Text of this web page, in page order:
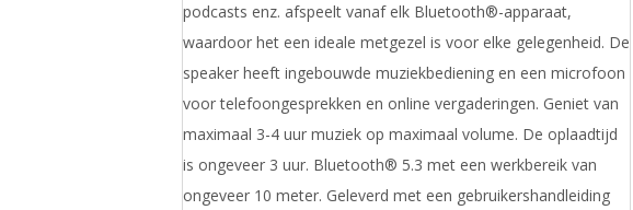
podcasts enz. afspeelt vanaf elk Bluetooth®-apparaat,
waardoor het een ideale metgezel is voor elke gelegenheid. De
speaker heeft ingebouwde muziekbediening en een microfoon
voor telefoongesprekken en online vergaderingen. Geniet van
maximaal 3-4 uur muziek op maximaal volume. De oplaadtijd
is ongeveer 3 uur. Bluetooth® 5.3 met een werkbereik van
ongeveer 10 meter. Geleverd met een gebruikershandleiding